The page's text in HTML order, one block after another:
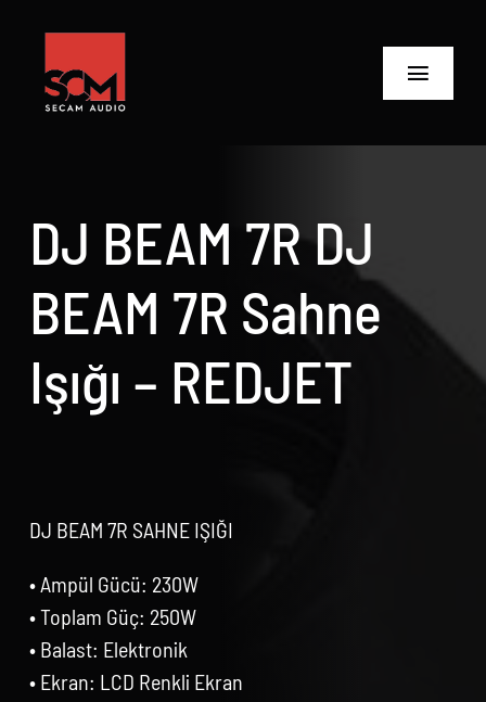
content
Toggle
Biz Kimiz
Neler Yaptık
Neler Yapıyoruz?
DJ BEAM 7R DJ
BEAM 7R Sahne
Işığı – REDJET
DJ BEAM 7R SAHNE IŞIĞI
• Ampül Gücü: 230W
• Toplam Güç: 250W
• Balast: Elektronik
• Ekran: LCD Renkli Ekran